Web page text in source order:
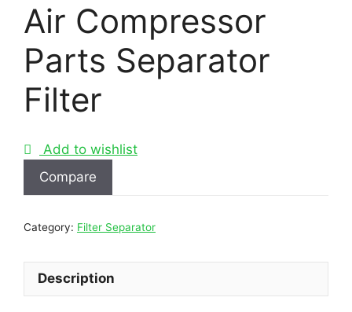
Air Compressor
Parts Separator
Filter
Add to wishlist
Compare
Category: Filter Separator
Description